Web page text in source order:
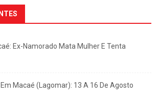
Ex-Namorado Mata Mulher E Tenta
Macaé (Lagomar): 13 A 16 De Agosto